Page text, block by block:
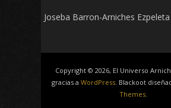
Joseba Barron-Arniches Ezpeleta
Copyright © 2026, El Universo
gracias a WordPress. Blackoot
Themes.